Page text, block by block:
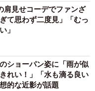
見せコーデでファンざ
て思わず二度見」「むっ
」
ショーパン姿に「雨が似
れい！」「水も滴る良い
的な近影が話題